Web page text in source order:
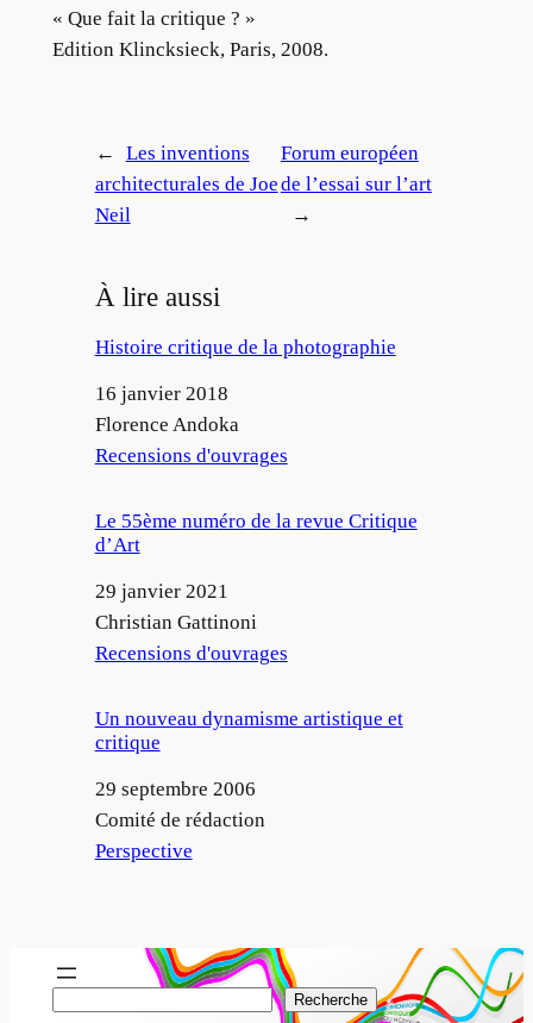
« Que fait la critique ? »
Edition Klincksieck, Paris, 2008.
←
Les inventions
architecturales de Joe
Neil
Forum européen
de l’essai sur l’art
→
À lire aussi
Histoire critique de la photographie
Date
16 janvier 2018
Auteur
Florence Andoka
Par rapport à
Recensions d'ouvrages
Le 55ème numéro de la revue Critique
d’Art
Date
29 janvier 2021
Auteur
Christian Gattinoni
Par rapport à
Recensions d'ouvrages
Un nouveau dynamisme artistique et
critique
Date
29 septembre 2006
Auteur
Comité de rédaction
Par rapport à
Perspective
Recherche